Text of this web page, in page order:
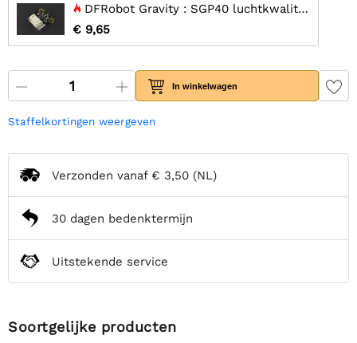
DFRobot Gravity : SGP40 luchtkwaliteitssensor
€ 9,65
In winkelwagen
Staffelkortingen weergeven
Verzonden vanaf € 3,50 (NL)
30 dagen bedenktermijn
Uitstekende service
Soortgelijke producten